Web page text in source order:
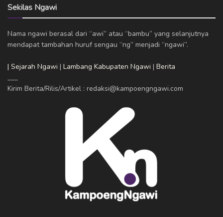
Sekilas Ngawi
Nama ngawi berasal dari “awi” atau “bambu” yang selanjutnya
mendapat tambahan huruf sengau “ng” menjadi “ngawi”.
| Sejarah Ngawi | Lambang Kabupaten Ngawi | Berita
Kirim Berita/Rilis/Artikel : redaksi@kampoengngawi.com